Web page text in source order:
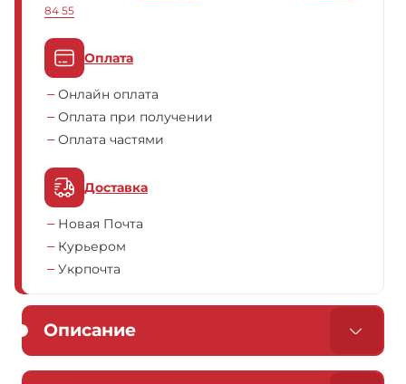
84 55
Оплата
Онлайн оплата
Оплата при получении
Оплата частями
Доставка
Новая Почта
Курьером
Укрпочта
Описание